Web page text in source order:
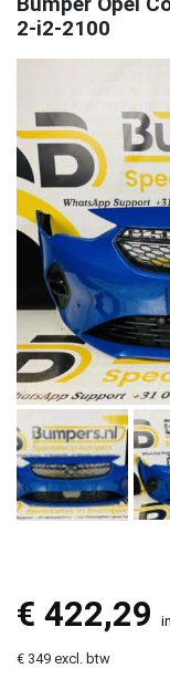
2-i2-2100
€ 422,29
€ 349 excl. btw